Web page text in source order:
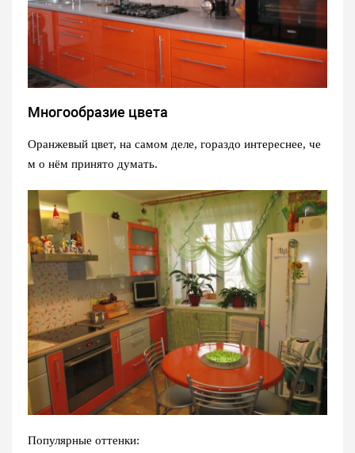
Многообразие цвета
Оранжевый цвет, на самом деле, гораздо интереснее, че
м о нём принято думать.
Популярные оттенки: